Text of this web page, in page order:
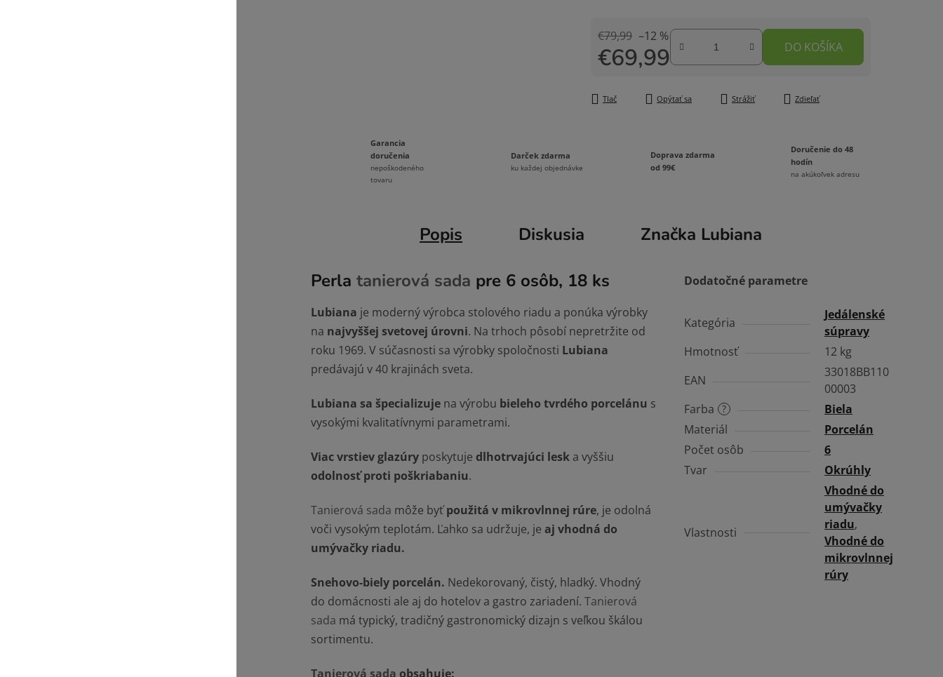
€79,99 –12 %
€69,99 DO KOŠÍKA
Tlač Opýtať sa Strážiť Zdieľať
Garancia
doručenia
nepoškodeného
tovaru
Darček zdarma
ku každej objednávke
Doprava zdarma
od 99€
Doručenie do 48
hodín
na akúkoľvek adresu
Popis Diskusia Značka Lubiana
Perla tanierová sada pre 6 osôb, 18 ks
Lubiana je moderný výrobca stolového riadu a ponúka výrobky
na najvyššej svetovej úrovni. Na trhoch pôsobí nepretržite od
roku 1969. V súčasnosti sa výrobky spoločnosti Lubiana
predávajú v 40 krajinách sveta.
Lubiana sa špecializuje na výrobu bieleho tvrdého porcelánu s
vysokými kvalitatívnymi parametrami.
Viac vrstiev glazúry poskytuje dlhotrvajúci lesk a vyššiu
odolnosť proti poškriabaniu.
Tanierová sada môže byťpoužitá v mikrovlnnej rúre, je odolná
voči vysokým teplotám. Ľahko sa udržuje, je aj vhodná do
umývačky riadu.
Snehovo-biely porcelán. Nedekorovaný, čistý, hladký. Vhodný
do domácnosti ale aj do hotelov a gastro zariadení. Tanierová
sada má typický, tradičný gastronomický dizajn s veľkou škálou
sortimentu.
Tanierová sada obsahuje:
Dodatočné parametre
Kategória
Jedálenské
súpravy
Hmotnosť
12 kg
EAN
33018BB110
00003
?
Farba
Biela
Materiál
Porcelán
Počet osôb
6
Tvar
Okrúhly
Vlastnosti
Vhodné do
umývačky
riadu,
Vhodné do
mikrovlnnej
rúry